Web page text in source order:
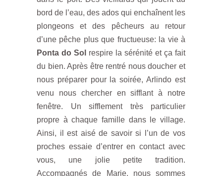
bord de l’eau, des ados qui enchaînent les
plongeons et des pêcheurs au retour
d’une pêche plus que fructueuse: la vie à
Ponta do Sol respire la sérénité et ça fait
du bien. Après être rentré nous doucher et
nous préparer pour la soirée, Arlindo est
venu nous chercher en sifflant à notre
fenêtre. Un sifflement très particulier
propre à chaque famille dans le village.
Ainsi, il est aisé de savoir si l’un de vos
proches essaie d’entrer en contact avec
vous, une jolie petite tradition.
Accompagnés de Marie, nous sommes